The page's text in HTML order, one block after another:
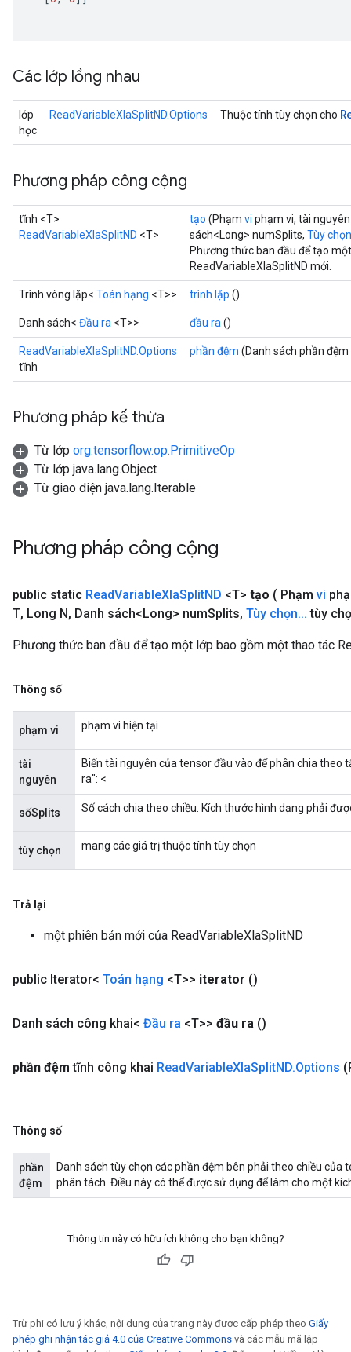
Các lớp lồng nhau
lớp
học
ReadVariableXlaSplitND.Options Thuộc tính tùy chọn cho
Phương pháp công cộng
tĩnh <T>
ReadVariableXlaSplitND <T>
tạo (Phạm vi phạm vi, tài
sách<Long> numSplits, Tùy
Phương thức ban đầu để tạo
ReadVariableXlaSplitND mới.
Trình vòng lặp< Toán hạng <T>> trình lặp ()
Danh sách< Đầu ra <T>> đầu ra ()
ReadVariableXlaSplitND.Options
tĩnh
phần đệm (Danh sách phần
Phương pháp kế thừa
Từ lớp org.tensorflow.op.PrimitiveOp
Từ lớp java.lang.Object
Từ giao diện java.lang.Iterable
Phương pháp công cộng
public static ReadVariableXlaSplitND <T> tạo ( Phạm vi
T, Long N, Danh sách<Long> numSplits, Tùy chọn... tùy
Phương thức ban đầu để tạo một lớp bao gồm một thao tác
Thông số
phạm vi phạm vi hiện tại
tài
nguyên
Biến tài nguyên của tensor đầu vào để phân chia theo
ra": <
sốSplits Số cách chia theo chiều. Kích thước hình dạng phải
tùy chọn mang các giá trị thuộc tính tùy chọn
Trả lại
một phiên bản mới của ReadVariableXlaSplitND
public Iterator< Toán hạng <T>> iterator ()
Danh sách công khai< Đầu ra <T>> đầu ra ()
phần đệm tĩnh công khai ReadVariableXlaSplitND.Options
Thông số
phần
đệm
Danh sách tùy chọn các phần đệm bên phải theo chiều của
phân tách. Điều này có thể được sử dụng để làm cho một
Thông tin này có hữu ích không cho bạn không?
Trừ phi có lưu ý khác, nội dung của trang này được cấp phép theo Giấy
phép ghi nhận tác giả 4.0 của Creative Commons và các mẫu mã lập